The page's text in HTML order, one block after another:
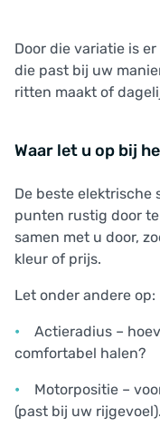
Door die variatie is
die past bij uw
ritten maakt of
Waar let u op bij
De beste elektrische
punten rustig door
samen met u door,
kleur of prijs.
Let onder andere op:
Actieradius –
comfortabel halen?
Motorpositie –
(past bij uw rijgevoel).